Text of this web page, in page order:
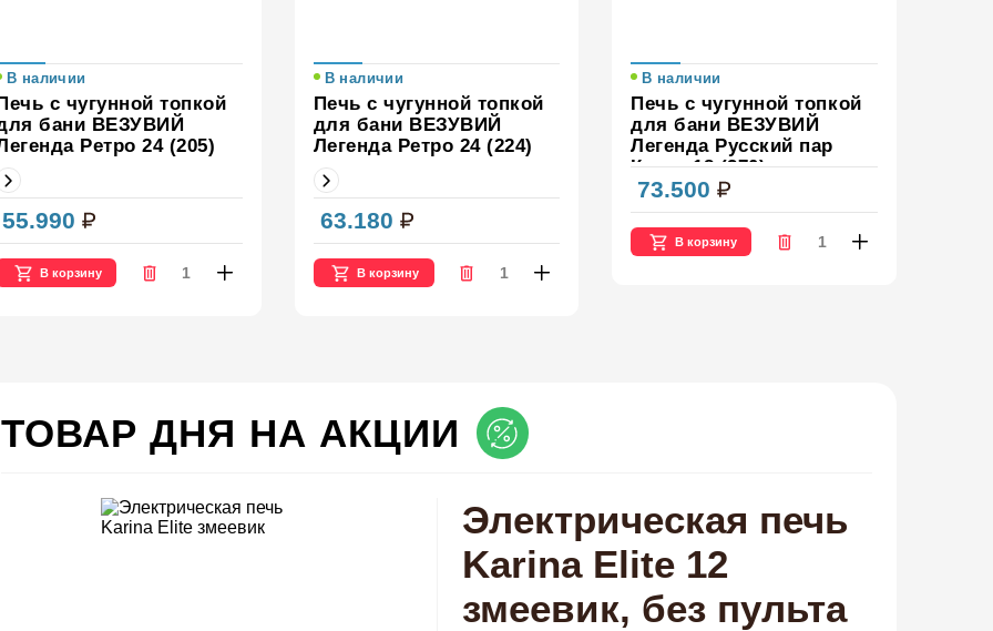
В наличии
с чугунной топкой
бани ВЕЗУВИЙ
Ретро 24 (205)
55.990
В корзину
В наличии
Печь с чугунной топкой
для бани ВЕЗУВИЙ
Легенда Ретро 24 (224)
63.180
В корзину
В наличии
Печь с чугунной топкой
для бани ВЕЗУВИЙ
Легенда Русский пар
Ковка 18 (270)
73.500
В корзину
ТОВАР ДНЯ НА АКЦИИ
Электрическая печь
Karina Elite 12
змеевик, без пульта